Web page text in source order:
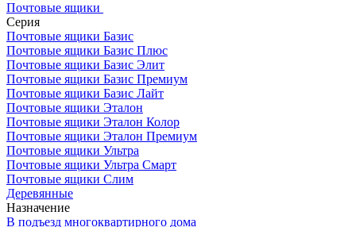
Почтовые ящики
Серия
Почтовые ящики Базис
Почтовые ящики Базис Плюс
Почтовые ящики Базис Элит
Почтовые ящики Базис Премиум
Почтовые ящики Базис Лайт
Почтовые ящики Эталон
Почтовые ящики Эталон Колор
Почтовые ящики Эталон Премиум
Почтовые ящики Ультра
Почтовые ящики Ультра Смарт
Почтовые ящики Слим
Деревянные
Назначение
В подъезд многоквартирного дома